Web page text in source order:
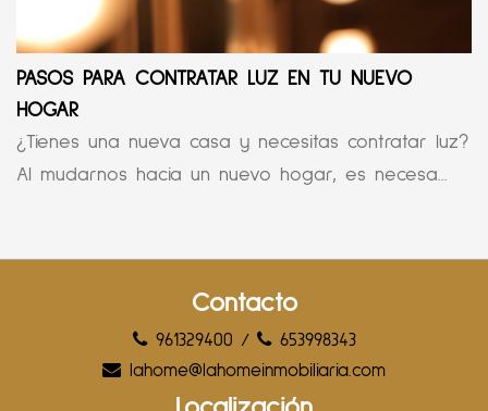
PASOS PARA CONTRATAR LUZ EN TU NUEVO
HOGAR
¿Tienes una nueva casa y necesitas contratar luz?
Al mudarnos hacia un nuevo hogar, es necesa...
Contacto
961329400 /
653998343
lahome@lahomeinmobiliaria.com